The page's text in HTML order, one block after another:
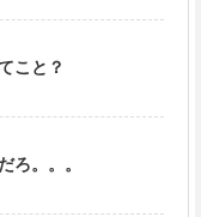
こと？
ろ。。。